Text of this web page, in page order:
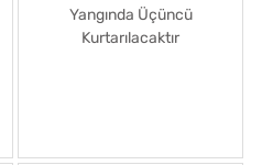
Yangında Üçüncü
Kurtarılacaktır